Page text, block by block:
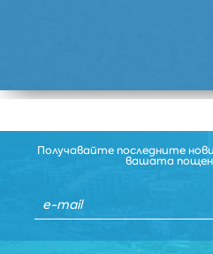
Получавайте последните
вашата